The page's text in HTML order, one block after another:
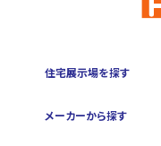
住宅展示場を探す
メーカーから探す